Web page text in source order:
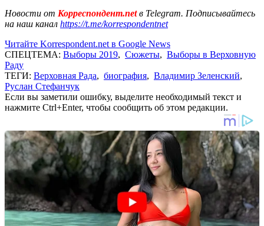
Новости от Корреспондент.netв Telegram. Подписывайтесь
на наш канал https://t.me/korrespondentnet
Читайте Korrespondent.net в Google News
СПЕЦТЕМА: Выборы 2019, Сюжеты, Выборы в Верховную
Раду
ТЕГИ: Верховная Рада, биография, Владимир Зеленский,
Руслан Стефанчук
Если вы заметили ошибку, выделите необходимый текст и
нажмите Ctrl+Enter, чтобы сообщить об этом редакции.